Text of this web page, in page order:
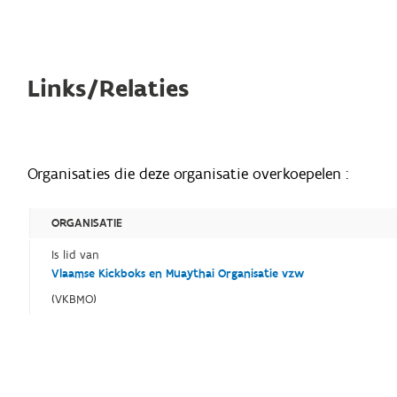
Links/Relaties
Organisaties die deze organisatie overkoepelen :
ORGANISATIE
Is lid van
Vlaamse Kickboks en Muaythai Organisatie vzw
(VKBMO)